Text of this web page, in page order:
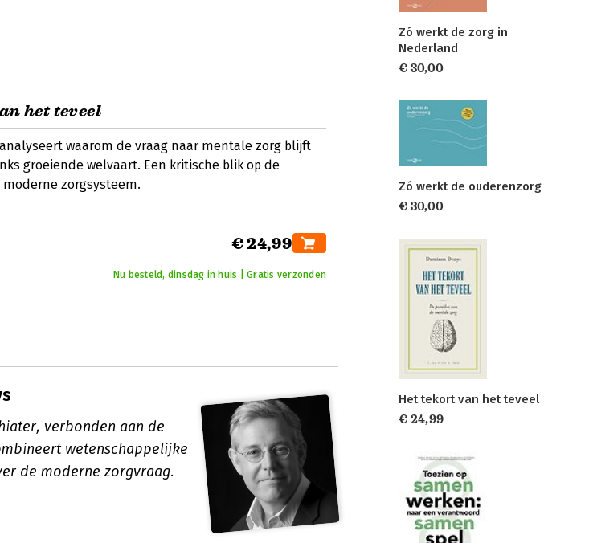
het teveel
waarom de vraag naar mentale zorg blijft
groeiende welvaart. Een kritische blik op de
zorgsysteem.
€ 24,99
Nu besteld, dinsdag in huis | Gratis verzonden
verbonden aan de
wetenschappelijke
de moderne zorgvraag.
Zó werkt de zorg in
Nederland
€ 30,00
Zó werkt de ouderenzorg
€ 30,00
Het tekort van het teveel
€ 24,99